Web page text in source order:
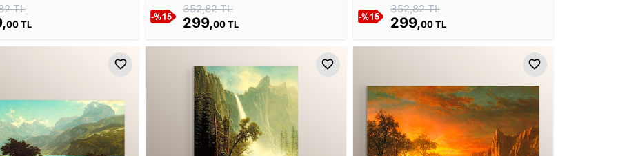
TL
00 TL
352,82 TL
299,00 TL
352,82 TL
299,00 TL